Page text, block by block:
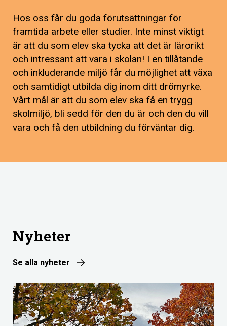
Hos oss får du goda förutsättningar för
framtida arbete eller studier. Inte minst viktigt
är att du som elev ska tycka att det är lärorikt
och intressant att vara i skolan! I en tillåtande
och inkluderande miljö får du möjlighet att växa
och samtidigt utbilda dig inom ditt drömyrke.
Vårt mål är att du som elev ska få en trygg
skolmiljö, bli sedd för den du är och den du vill
vara och få den utbildning du förväntar dig.
Nyheter
Se alla nyheter